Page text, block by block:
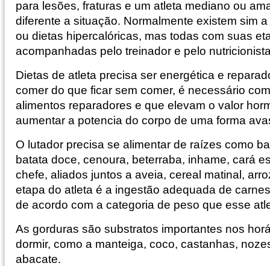
para lesões, fraturas e um atleta mediano ou
diferente a situação. Normalmente existem sim
ou dietas hipercalóricas, mas todas com suas
acompanhadas pelo treinador e pelo
Dietas de atleta precisa ser energética e
comer do que ficar sem comer, é necessário
alimentos reparadores e que elevam o valor
aumentar a potencia do corpo de uma forma
O lutador precisa se alimentar de raízes como
batata doce, cenoura, beterraba, inhame, cará
chefe, aliados juntos a aveia, cereal matinal,
etapa do atleta é a ingestão adequada de
de acordo com a categoria de peso que esse
As gorduras são substratos importantes nos
dormir, como a manteiga, coco, castanhas,
abacate.